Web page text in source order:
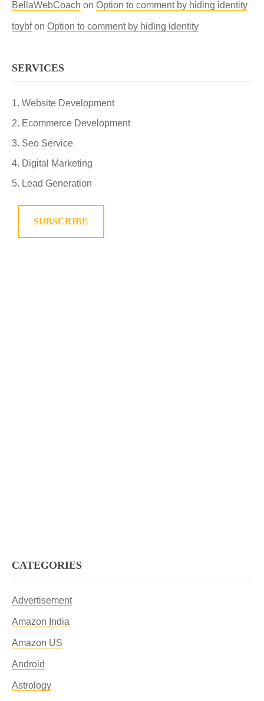
BellaWebCoach on Option to comment by hiding identity
toybfon Option to comment by hiding identity
SERVICES
Website Development
Ecommerce Development
Seo Service
Digital Marketing
Lead Generation
SUBSCRIBE
CATEGORIES
Advertisement
Amazon India
Amazon US
Android
Astrology